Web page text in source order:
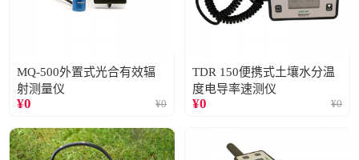
MQ-500外置式光合有效辐
射测量仪
¥0 ¥0
TDR 150便携式土壤水分温
度电导率速测仪
¥0 ¥0